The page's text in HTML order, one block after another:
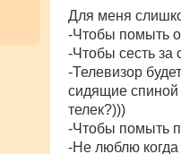
о
б
щ
е
н
и
е
Для меня
-Чтобы помыть
-Чтобы сесть за
-Телевизор
сидящие спиной
телек?)))
-Чтобы помыть
-Не люблю когда